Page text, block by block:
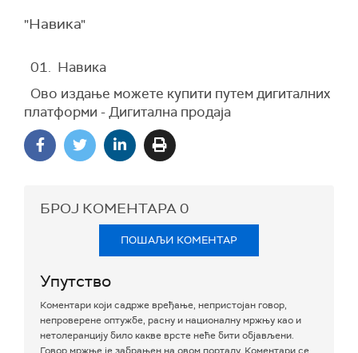
"Навика"
01. Навика
Ово издање можете купити путем дигиталних
платформи - Дигитална продаја
БРОЈ КОМЕНТАРА0
ПОШАЉИ КОМЕНТАР
Упутство
Коментари који садрже вређање, непристојан говор,
непроверене оптужбе, расну и националну мржњу као и
нетолеранцију било какве врсте неће бити објављени.